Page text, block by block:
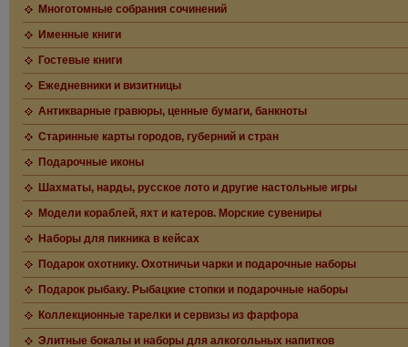
Многотомные собрания сочинений
Именные книги
Гостевые книги
Ежедневники и визитницы
Антикварные гравюры, ценные бумаги, банкноты
Старинные карты городов, губерний и стран
Подарочные иконы
Шахматы, нарды, русское лото и другие настольные игры
Модели кораблей, яхт и катеров. Морские сувениры
Наборы для пикника в кейсах
Подарок охотнику. Охотничьи чарки и подарочные наборы
Подарок рыбаку. Рыбацкие стопки и подарочные наборы
Коллекционные тарелки и сервизы из фарфора
Элитные бокалы и наборы для алкогольных напитков